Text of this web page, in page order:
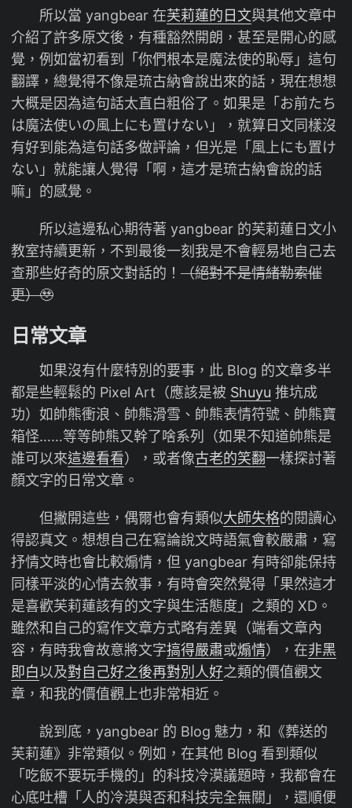
所以當 yangbear 在芙莉蓮的日文與其他文章中
介紹了許多原文後，有種豁然開朗，甚至是開心的感
覺，例如當初看到「你們根本是魔法使的恥辱」這句
翻譯，總覺得不像是琉古納會說出來的話，現在想想
大概是因為這句話太直白粗俗了。如果是「お前たち
は魔法使いの風上にも置けない」，就算日文同樣沒
有好到能為這句話多做評論，但光是「風上にも置け
ない」就能讓人覺得「啊，這才是琉古納會說的話
嘛」的感覺。
所以這邊私心期待著 yangbear 的芙莉蓮日文小
教室持續更新，不到最後一刻我是不會輕易地自己去
查那些好奇的原文對話的！ （絕對不是情緒勒索催
更）🥹
日常文章
如果沒有什麼特別的要事，此 Blog 的文章多半
都是些輕鬆的 Pixel Art（應該是被 Shuyu 推坑成
功）如帥熊衝浪、帥熊滑雪、帥熊表情符號、帥熊寶
箱怪……等等帥熊又幹了啥系列（如果不知道帥熊是
誰可以來這邊看看），或者像古老的笑翻一樣探討著
顏文字的日常文章。
但撇開這些，偶爾也會有類似大師失格的閱讀心
得認真文。想想自己在寫論說文時語氣會較嚴肅，寫
抒情文時也會比較煽情，但 yangbear 有時卻能保持
同樣平淡的心情去敘事，有時會突然覺得「果然這才
是喜歡芙莉蓮該有的文字與生活態度」之類的 XD。
雖然和自己的寫作文章方式略有差異（端看文章內
容，有時我會故意將文字搞得嚴肅或煽情），在非黑
即白以及對自己好之後再對別人好之類的價值觀文
章，和我的價值觀上也非常相近。
說到底，yangbear 的 Blog 魅力，和《葬送的
芙莉蓮》非常類似。例如，在其他 Blog 看到類似
「吃飯不要玩手機的」的科技冷漠議題時，我都會在
心底吐槽「人的冷漠與否和科技完全無關」，還順便